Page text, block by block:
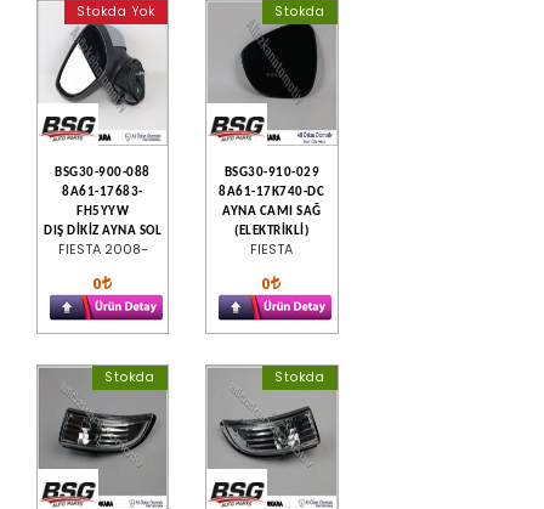
Stokda Yok
BSG30-900-088
8A61-17683-
FH5YYW
DIŞ DİKİZ AYNA SOL
FIESTA 2008-
0
Stokda
BSG30-910-029
8A61-17K740-DC
AYNA CAMI SAĞ
(ELEKTRİKLİ)
FIESTA
0
Stokda Stokda